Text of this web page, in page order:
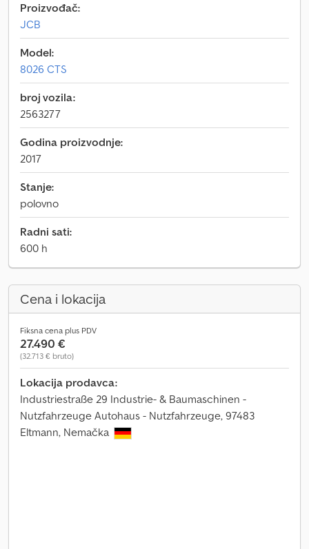
Proizvođač:
JCB
Model:
8026 CTS
broj vozila:
2563277
Godina proizvodnje:
2017
Stanje:
polovno
Radni sati:
600 h
Cena i lokacija
Fiksna cena plus PDV
27.490 €
(32.713 € bruto)
Lokacija prodavca:
Industriestraße 29 Industrie- & Baumaschinen -
Nutzfahrzeuge Autohaus - Nutzfahrzeuge, 97483
Eltmann, Nemačka